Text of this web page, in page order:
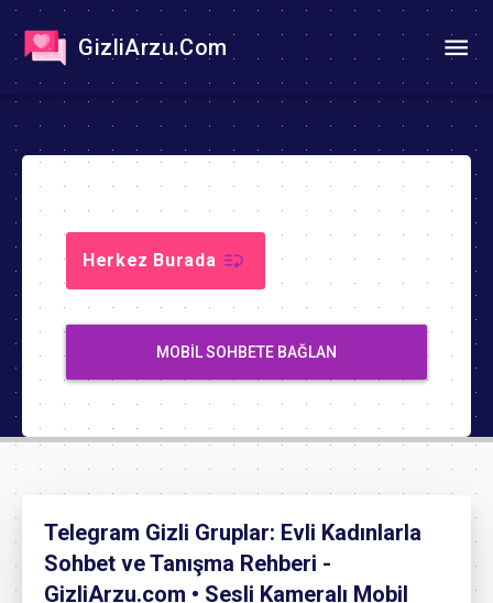
GizliArzu.Com
Herkez Burada
MOBIL SOHBETE BAĞLAN
Telegram Gizli Gruplar: Evli Kadınlarla
Sohbet ve Tanışma Rehberi -
GizliArzu.com • Sesli Kameralı Mobil